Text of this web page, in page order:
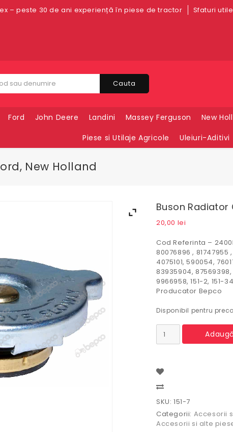
– peste 30 de ani experiență în piese de tractor Sfaturi utile
Cauta
Ford John Deere Landini Massey Ferguson New
Piese si Utilaje Agricole
Uleiuri-Aditivi
New Holland
Buson Radiator
20,00 lei
Cod Referinta –
80076896 , 81747955
4075101, 590054,
83935904, 87569398,
9966958, 151-2, 151-
Producator Bepco
Disponibil pentru
Cantitate
Buson
,
Fiat,
Ford,
Holland
SKU: 151-7
Categorii: Accesorii
Accesorii si alte